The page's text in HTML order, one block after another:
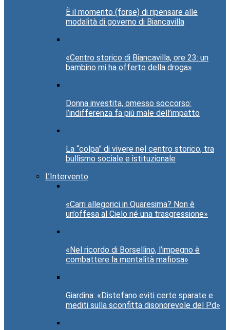
È il momento (forse) di ripensare alle
modalità di governo di Biancavilla
«Centro storico di Biancavilla, ore 23: un
bambino mi ha offerto della droga»
Donna investita, omesso soccorso:
l’indifferenza fa più male dell’impatto
La “colpa” di vivere nel centro storico, tra
bullismo sociale e istituzionale
L’Intervento
«Carri allegorici in Quaresima? Non è
un’offesa al Cielo né una trasgressione»
«Nel ricordo di Borsellino, l’impegno è
combattere la mentalità mafiosa»
Giardina: «Distefano eviti certe sparate e
mediti sulla sconfitta disonorevole del Pd»